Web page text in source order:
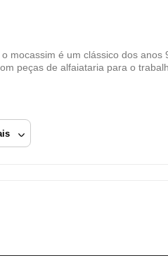
mocassim é um clássico dos anos
peças de alfaiataria para o